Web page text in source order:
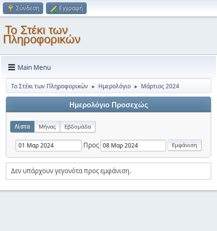
Σύνδεση Εγγραφή
Το Στέκι των
Πληροφορικών
Main Menu
Το Στέκι των Πληροφορικών ► Ημερολόγιο ► Μάρτιος 2024
Ημερολόγιο Προσεχώς
Λίστα Μήνας Εβδομάδα
Προς
Δεν υπάρχουν γεγονότα προς εμφάνιση.